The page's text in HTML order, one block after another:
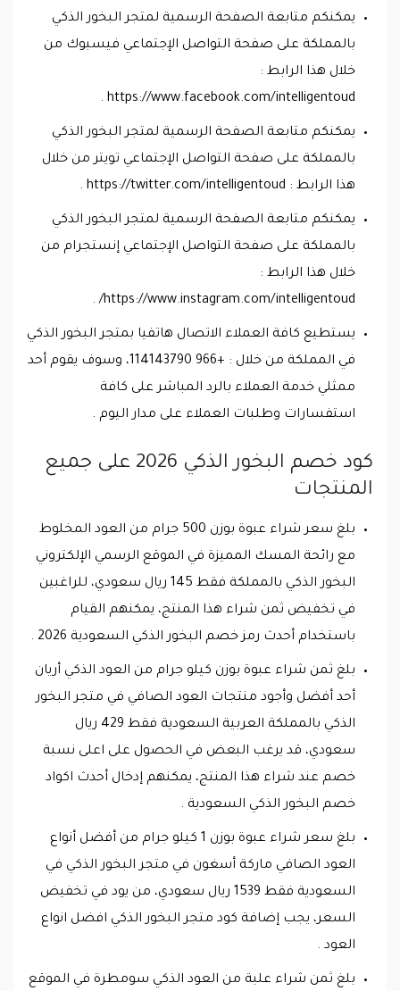
يمكنكم متابعة الصفحة الرسمية لمتجر البخور الذكي
بالمملكة على صفحة التواصل الإجتماعي فيسبوك من
خلال هذا الرابط :
https://www.facebook.com/intelligentoud .
يمكنكم متابعة الصفحة الرسمية لمتجر البخور الذكي
بالمملكة على صفحة التواصل الإجتماعي تويتر من خلال
هذا الرابط : https://twitter.com/intelligentoud .
يمكنكم متابعة الصفحة الرسمية لمتجر البخور الذكي
بالمملكة على صفحة التواصل الإجتماعي إنستجرام من
خلال هذا الرابط :
https://www.instagram.com/intelligentoud/ .
يستطيع كافة العملاء الاتصال هاتفيا بمتجر البخور الذكي
في المملكة من خلال : +966 114143790، وسوف يقوم أحد
ممثلي خدمة العملاء بالرد المباشر على كافة
استفسارات وطلبات العملاء على مدار اليوم .
كود خصم البخور الذكي 2026 على جميع
المنتجات
بلغ سعر شراء عبوة بوزن 500 جرام من العود المخلوط
مع رائحة المسك المميزة في الموقع الرسمي الإلكتروني
البخور الذكي بالمملكة فقط 145 ريال سعودي، للراغبين
في تخفيض ثمن شراء هذا المنتج، يمكنهم القيام
باستخدام أحدث رمز خصم البخور الذكي السعودية 2026 .
بلغ ثمن شراء عبوة بوزن كيلو جرام من العود الذكي أريان
أحد أفضل وأجود منتجات العود الصافي في متجر البخور
الذكي بالمملكة العربية السعودية فقط 429 ريال
سعودي، قد يرغب البعض في الحصول على اعلى نسبة
خصم عند شراء هذا المنتج، يمكنهم إدخال أحدث اكواد
خصم البخور الذكي السعودية .
بلغ سعر شراء عبوة بوزن 1 كيلو جرام من أفضل أنواع
العود الصافي ماركة أسغون في متجر البخور الذكي في
السعودية فقط 1539 ريال سعودي، من يود في تخفيض
السعر، يجب إضافة كود متجر البخور الذكي افضل انواع
العود .
بلغ ثمن شراء علبة من العود الذكي سومطرة في الموقع